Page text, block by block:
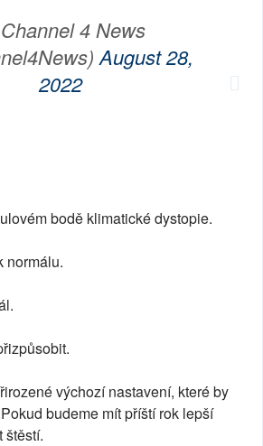
4 News
August 28,
2022
bodě klimatické dystopie.
normálu.
výchozí nastavení, které by
budeme mít příští rok lepší
štěstí.